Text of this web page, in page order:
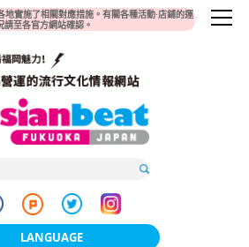
實施了相關對應措施。有關各種活動·店鋪的運
請至各官方網站確認。
LANGUAGE